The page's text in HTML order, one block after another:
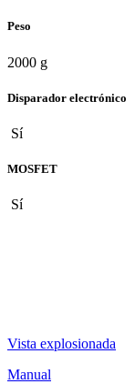
Peso
2000 g
Disparador electrónico
Sí
MOSFET
Sí
Vista explosionada
Manual